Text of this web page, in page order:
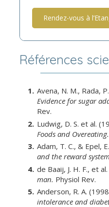
Rendez-vous à
Références
Avena, N. M., Rada,
Evidence for sugar
Rev.
Ludwig, D. S. et al.
Foods and Overeating.
Adam, T. C., & Epel,
and the reward
de Baaij, J. H. F., et
man. Physiol Rev.
Anderson, R. A.
intolerance and